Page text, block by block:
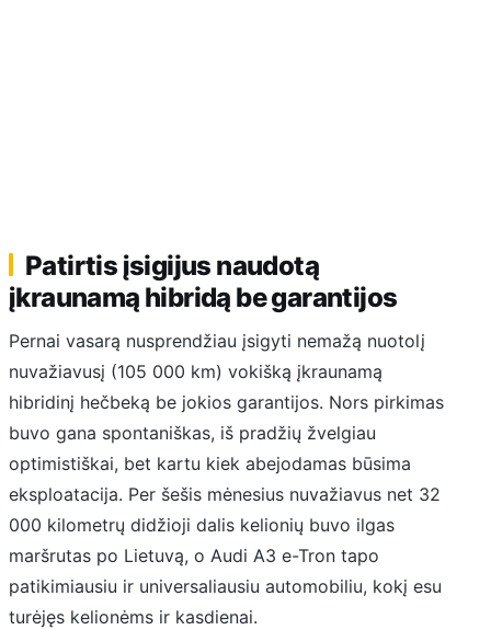
Patirtis įsigijus naudotą
įkraunamą hibridą be garantijos
Pernai vasarą nusprendžiau įsigyti nemažą nuotolį
nuvažiavusį (105 000 km) vokišką įkraunamą
hibridinį hečbeką be jokios garantijos. Nors pirkimas
buvo gana spontaniškas, iš pradžių žvelgiau
optimistiškai, bet kartu kiek abejodamas būsima
eksploatacija. Per šešis mėnesius nuvažiavus net 32
000 kilometrų didžioji dalis kelionių buvo ilgas
maršrutas po Lietuvą, o Audi A3 e-Tron tapo
patikimiausiu ir universaliausiu automobiliu, kokį esu
turėjęs kelionėms ir kasdienai.